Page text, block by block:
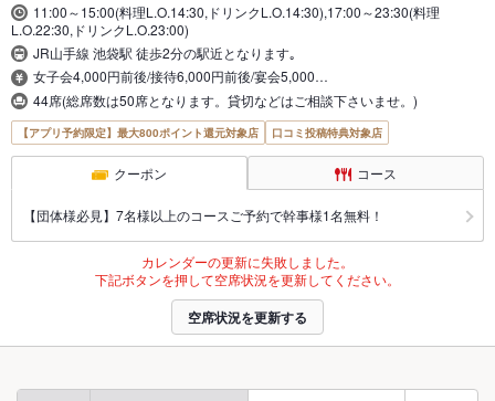
11:00～15:00(料理L.O.14:30,ドリンクL.O.14:30),17:00～23:30(料理
L.O.22:30,ドリンクL.O.23:00)
JR山手線 池袋駅 徒歩2分の駅近となります｡
女子会4,000円前後/接待6,000円前後/宴会5,000…
44席(総席数は50席となります。貸切などはご相談下さいませ。)
【アプリ予約限定】最大800ポイント還元対象店 口コミ投稿特典対象店
クーポン コース
【団体様必見】7名様以上のコースご予約で幹事様1名無料！
カレンダーの更新に失敗しました。
下記ボタンを押して空席状況を更新してください。
空席状況を更新する